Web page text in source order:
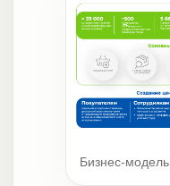
Бизнес-модель